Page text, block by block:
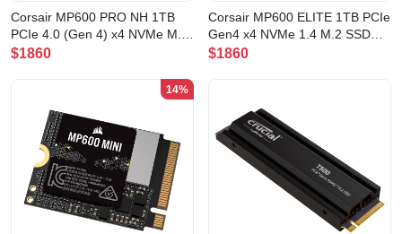
Corsair MP600 PRO NH 1TB
PCIe 4.0 (Gen 4) x4 NVMe M.2
SSD 固態硬盤(CSSD-
$1860
Corsair MP600 ELITE 1TB PCIe
Gen4 x4 NVMe 1.4 M.2 SSD
with Heatsink 固態硬盤(CSSD-
$1860
14%